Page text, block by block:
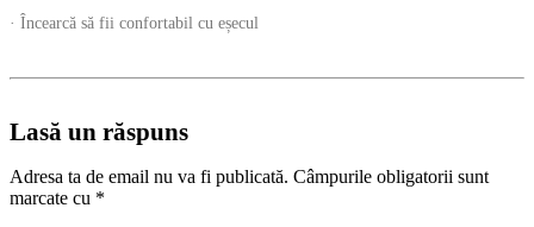
· Încearcă să fii confortabil cu eșecul
Lasă un răspuns
Adresa ta de email nu va fi publicată. Câmpurile obligatorii sunt
marcate cu *